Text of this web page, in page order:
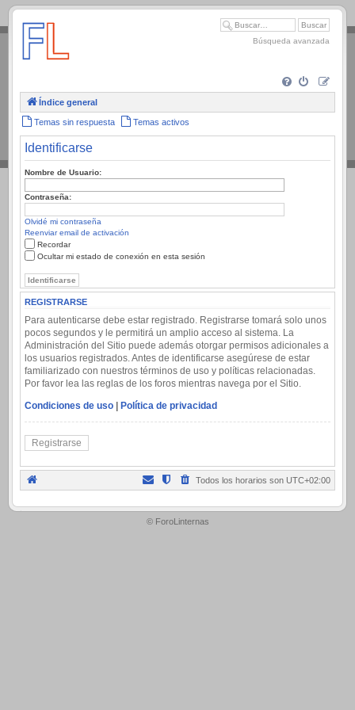
.
Búsqueda avanzada
Índice general
Temas sin respuesta Temas activos
Identificarse
Nombre de Usuario:
Contraseña:
Olvidé mi contraseña
Reenviar email de activación
Recordar
Ocultar mi estado de conexión en esta sesión
REGISTRARSE
Para autenticarse debe estar registrado. Registrarse tomará solo unos
pocos segundos y le permitirá un amplio acceso al sistema. La
Administración del Sitio puede además otorgar permisos adicionales a
los usuarios registrados. Antes de identificarse asegúrese de estar
familiarizado con nuestros términos de uso y políticas relacionadas.
Por favor lea las reglas de los foros mientras navega por el Sitio.
Condiciones de uso | Política de privacidad
Registrarse
Todos los horarios son UTC+02:00
.
© ForoLinternas